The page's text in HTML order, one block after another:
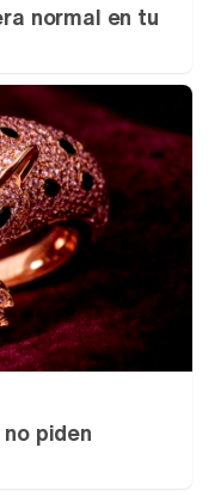
normal en tu
piden